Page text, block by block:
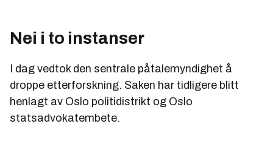
Nei i to instanser
I dag vedtok den sentrale påtalemyndighet å
droppe etterforskning. Saken har tidligere blitt
henlagt av Oslo politidistrikt og Oslo
statsadvokatembete.